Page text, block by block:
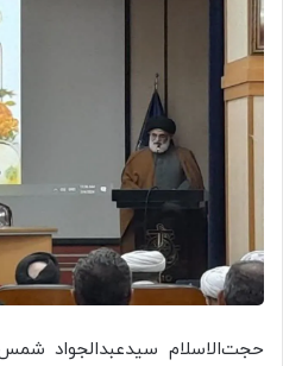
حجت‌الاسلام سیدعبدالجواد